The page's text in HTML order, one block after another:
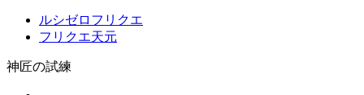
ルシゼロフリクエ
フリクエ天元
神匠の試練